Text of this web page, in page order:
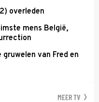
overleden
mens België,
van Fred en
MEER TV